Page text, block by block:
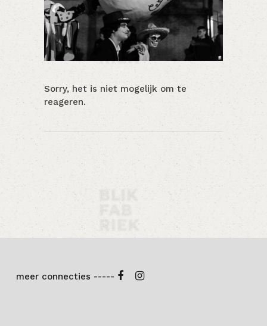
Sorry, het is niet mogelijk om te
reageren.
meer connecties -----